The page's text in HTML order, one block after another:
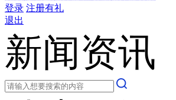
登录 注册有礼
退出
新闻资讯